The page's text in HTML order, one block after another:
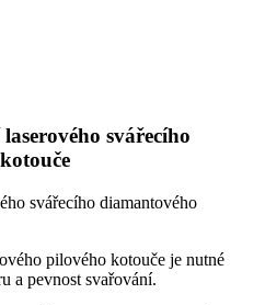
svářecího
svářecího diamantového
pilového kotouče je nutné
a pevnost svařování.